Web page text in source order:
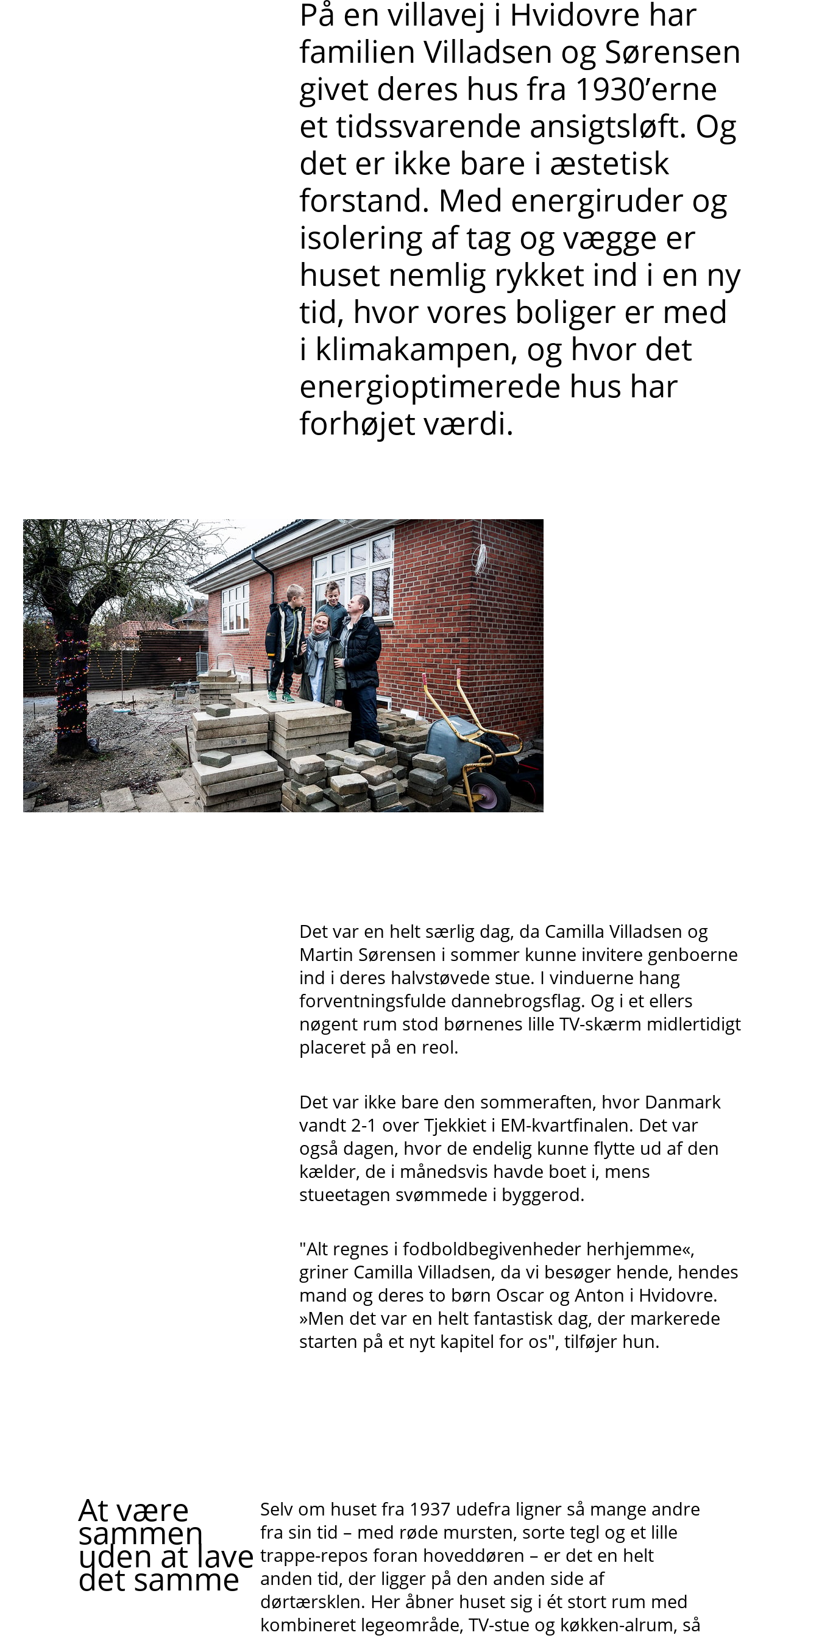
På en villavej i Hvidovre har
familien Villadsen og Sørensen
givet deres hus fra 1930’erne
et tidssvarende ansigtsløft. Og
det er ikke bare i æstetisk
forstand. Med energiruder og
isolering af tag og vægge er
huset nemlig rykket ind i en ny
tid, hvor vores boliger er med
i klimakampen, og hvor det
energioptimerede hus har
forhøjet værdi.
Det var en helt særlig dag, da Camilla Villadsen og
Martin Sørensen i sommer kunne invitere genboerne
ind i deres halvstøvede stue. I vinduerne hang
forventningsfulde dannebrogsflag. Og i et ellers
nøgent rum stod børnenes lille TV-skærm midlertidigt
placeret på en reol.
Det var ikke bare den sommeraften, hvor Danmark
vandt 2-1 over Tjekkiet i EM-kvartfinalen. Det var
også dagen, hvor de endelig kunne flytte ud af den
kælder, de i månedsvis havde boet i, mens
stueetagen svømmede i byggerod.
"Alt regnes i fodboldbegivenheder herhjemme«,
griner Camilla Villadsen, da vi besøger hende, hendes
mand og deres to børn Oscar og Anton i Hvidovre.
»Men det var en helt fantastisk dag, der markerede
starten på et nyt kapitel for os", tilføjer hun.
At være
sammen
uden at lave
det samme
Selv om huset fra 1937 udefra ligner så mange andre
fra sin tid – med røde mursten, sorte tegl og et lille
trappe-repos foran hoveddøren – er det en helt
anden tid, der ligger på den anden side af
dørtærsklen. Her åbner huset sig i ét stort rum med
kombineret legeområde, TV-stue og køkken-alrum, så